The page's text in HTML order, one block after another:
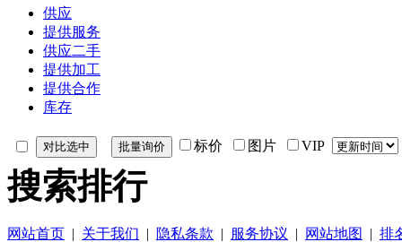
供应
提供服务
供应二手
提供加工
提供合作
库存
标价 图片 VIP
搜索排行
网站首页 | 关于我们 | 隐私条款 | 服务协议 | 网站地图 | 排